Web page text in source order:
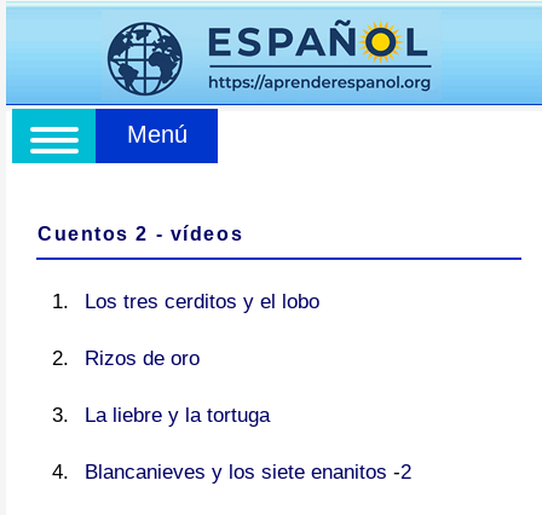
Menú
Cuentos 2 - vídeos
Los tres cerditos y el lobo
Rizos de oro
La liebre y la tortuga
Blancanieves y los siete enanitos -2